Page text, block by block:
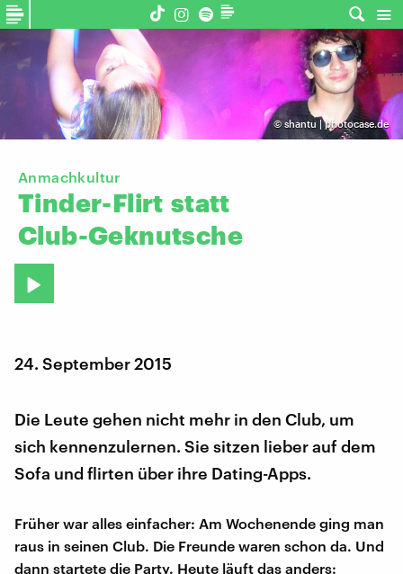
©shantu | photocase.de
Anmachkultur
Tinder-Flirt statt
Club-Geknutsche
24. September 2015
Die Leute gehen nicht mehr in den Club, um
sich kennenzulernen. Sie sitzen lieber auf dem
Sofa und flirten über ihre Dating-Apps.
Früher war alles einfacher: Am Wochenende ging man
raus in seinen Club. Die Freunde waren schon da. Und
dann startete die Party. Heute läuft das anders: